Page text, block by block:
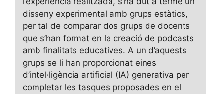
disseny experimental amb grups estàtics,
per tal de comparar dos grups de docents
que s’han format en la creació de podcasts
amb finalitats educatives. A un d’aquests
grups se li han proporcionat eines
d’intel·ligència artificial (IA) generativa per
completar les tasques proposades en el